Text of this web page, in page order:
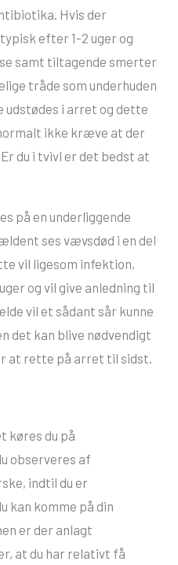
Hvis der
efter 1-2 uger og
samt tiltagende smerter
tråde som underhuden
udstødes i arret og dette
ikke kræve at der
du i tvivl er det bedst at
på en underliggende
ses vævsdød i en del
vil ligesom infektion,
og vil give anledning til
vil et sådant sår kunne
det kan blive nødvendigt
at rette på arret til sidst.
køres du på
observeres af
indtil du er
kan komme på din
er der anlagt
at du har relativt få